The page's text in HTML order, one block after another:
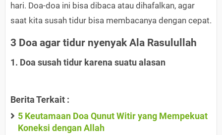
hari. Doa-doa ini bisa dibaca atau dihafalkan, agar
saat kita susah tidur bisa membacanya dengan cepat.
3 Doa agar tidur nyenyak Ala Rasulullah
1. Doa susah tidur karena suatu alasan
Berita Terkait :
5 Keutamaan Doa Qunut Witir yang Mempekuat
Koneksi dengan Allah